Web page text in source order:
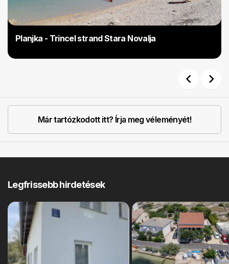
Planjka - Trincel strand Stara Novalja
Már tartózkodott itt? Írja meg véleményét!
Legfrissebb hirdetések